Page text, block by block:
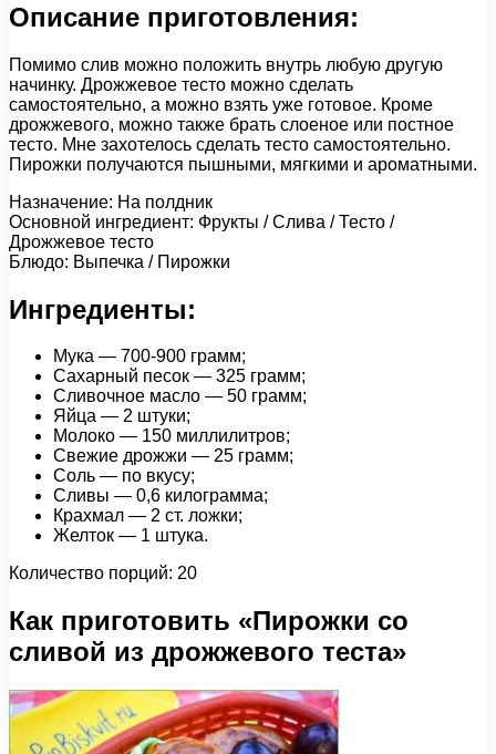
Описание приготовления:
Помимо слив можно положить внутрь любую другую
начинку. Дрожжевое тесто можно сделать
самостоятельно, а можно взять уже готовое. Кроме
дрожжевого, можно также брать слоеное или постное
тесто. Мне захотелось сделать тесто самостоятельно.
Пирожки получаются пышными, мягкими и ароматными.
Назначение: На полдник
Основной ингредиент: Фрукты / Слива / Тесто /
Дрожжевое тесто
Блюдо: Выпечка / Пирожки
Ингредиенты:
Мука — 700-900 грамм;
Сахарный песок — 325 грамм;
Сливочное масло — 50 грамм;
Яйца — 2 штуки;
Молоко — 150 миллилитров;
Свежие дрожжи — 25 грамм;
Соль — по вкусу;
Сливы — 0,6 килограмма;
Крахмал — 2 ст. ложки;
Желток — 1 штука.
Количество порций: 20
Как приготовить «Пирожки со
сливой из дрожжевого теста»